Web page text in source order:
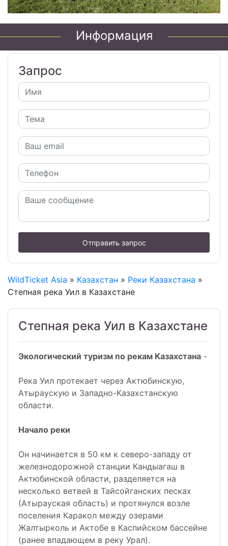
Информация
Запрос
Отправить запрос
WildTicket Asia » Казахстан » Реки Казахстана »
Степная река Уил в Казахстане
Степная река Уил в Казахстане
Экологический туризм по рекам Казахстана -
Река Уил протекает через Актюбинскую,
Атыраускую и Западно-Казахстанскую
области.
Начало реки
Он начинается в 50 км к северо-западу от
железнодорожной станции Кандыагаш в
Актюбинской области, разделяется на
несколько ветвей в Тайсойганских песках
(Атырауская область) и протянулся возле
поселения Каракол между озерами
Жалтырколь и Актобе в Каспийском бассейне
(ранее впадающем в реку Урал).